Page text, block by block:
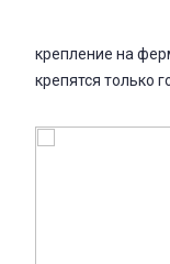
крепление на
крепятся только